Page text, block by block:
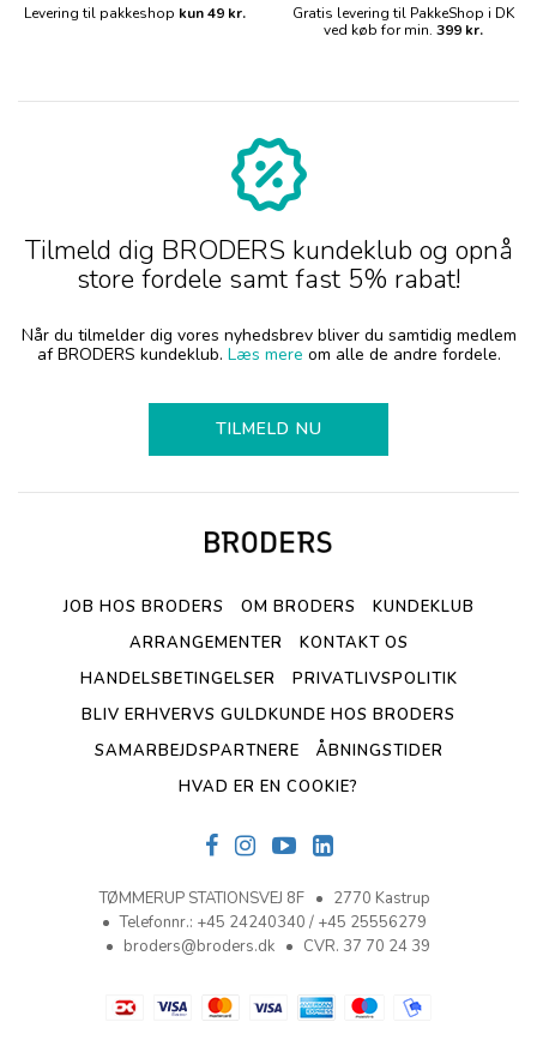
Levering til pakkeshop kun 49 kr.
Gratis levering til PakkeShop i DK
ved køb for min. 399 kr.
Tilmeld dig BRODERS kundeklub og opnå
store fordele samt fast 5% rabat!
Når du tilmelder dig vores nyhedsbrev bliver du samtidig medlem
af BRODERS kundeklub. Læs mere om alle de andre fordele.
TILMELD NU
JOB HOS BRODERS OM BRODERS
KUNDEKLUB
ARRANGEMENTER
KONTAKT OS
HANDELSBETINGELSER
PRIVATLIVSPOLITIK
BLIV ERHVERVS GULDKUNDE HOS BRODERS
SAMARBEJDSPARTNERE
ÅBNINGSTIDER
HVAD ER EN COOKIE?
TØMMERUP STATIONSVEJ 8F
2770 Kastrup
Telefonnr.: +45 24240340 / +45 25556279
broders@broders.dk
CVR. 37 70 24 39